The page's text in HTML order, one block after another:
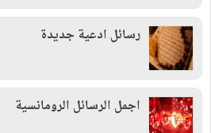
رسائل ادعية جديدة
اجمل الرسائل الرومانسية